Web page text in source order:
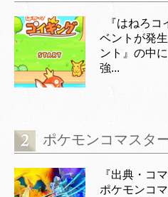
『はねろコ
ベントが発
ント』の中
強...
ポケモンコマスタ
『出典・コ
ポケモンコ